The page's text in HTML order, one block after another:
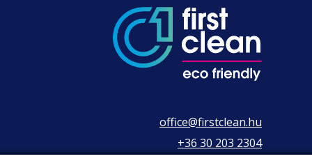
office@firstclean.hu
+36 30 203 2304